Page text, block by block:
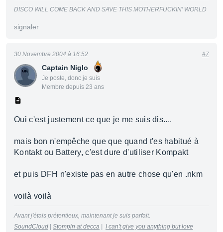
DISCO WILL COME BACK AND SAVE THIS MOTHERFUCKIN' WORLD
signaler
Captain Niglo
Je poste, donc je suis
Membre depuis 23 ans
30 Novembre 2004 à 16:52 #7
Oui c'est justement ce que je me suis dis....
mais bon n'empêche que que quand t'es habitué à
Kontakt ou Battery, c'est dure d'utiliser Kompakt
et puis DFH n'existe pas en autre chose qu'en .nkm
voilà voilà
Avant j'étais prétentieux, maintenant je suis parfait.
SoundCloud
Stompin at decca I can't give you anything but love